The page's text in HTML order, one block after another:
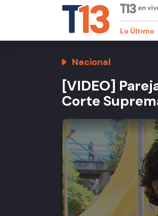
Lo Último
Nacional
[VIDEO]
Corte